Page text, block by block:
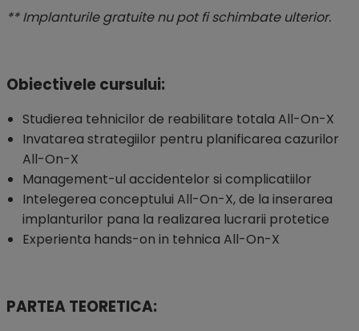
** Implanturile gratuite nu pot fi schimbate ulterior.
Obiectivele cursului:
Studierea tehnicilor de reabilitare totala All-On-X
Invatarea strategiilor pentru planificarea cazurilor
All-On-X
Management-ul accidentelor si complicatiilor
Intelegerea conceptului All-On-X, de la inserarea
implanturilor pana la realizarea lucrarii protetice
Experienta hands-on in tehnica All-On-X
PARTEA TEORETICA: